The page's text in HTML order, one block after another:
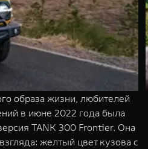
образа жизни, любителей
в июне 2022 года была
TANK 300 Frontier. Она
желтый цвет кузова с